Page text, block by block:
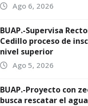
Ago 6, 2026
BUAP.-Supervisa
Cedillo proceso de
nivel superior
Ago 5, 2026
BUAP.-Proyecto con
busca rescatar el